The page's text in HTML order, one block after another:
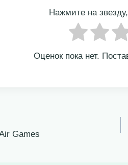
Нажмите на
Оценок пока нет.
Games